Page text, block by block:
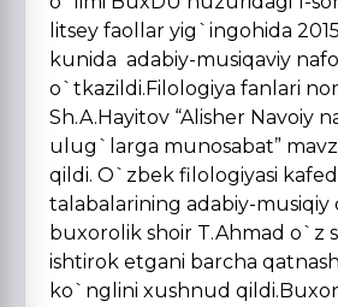
litsey faollar yig`ingohida
kunida adabiy-musiqaviy
o`tkazildi.Filologiya fanlari
Sh.A.Hayitov “Alisher Navoiy
ulug`larga munosabat”
qildi. O`zbek filologiyasi
talabalarining adabiy-musiqiy
buxorolik shoir T.Ahmad o`z
ishtirok etgani barcha
ko`nglini xushnud